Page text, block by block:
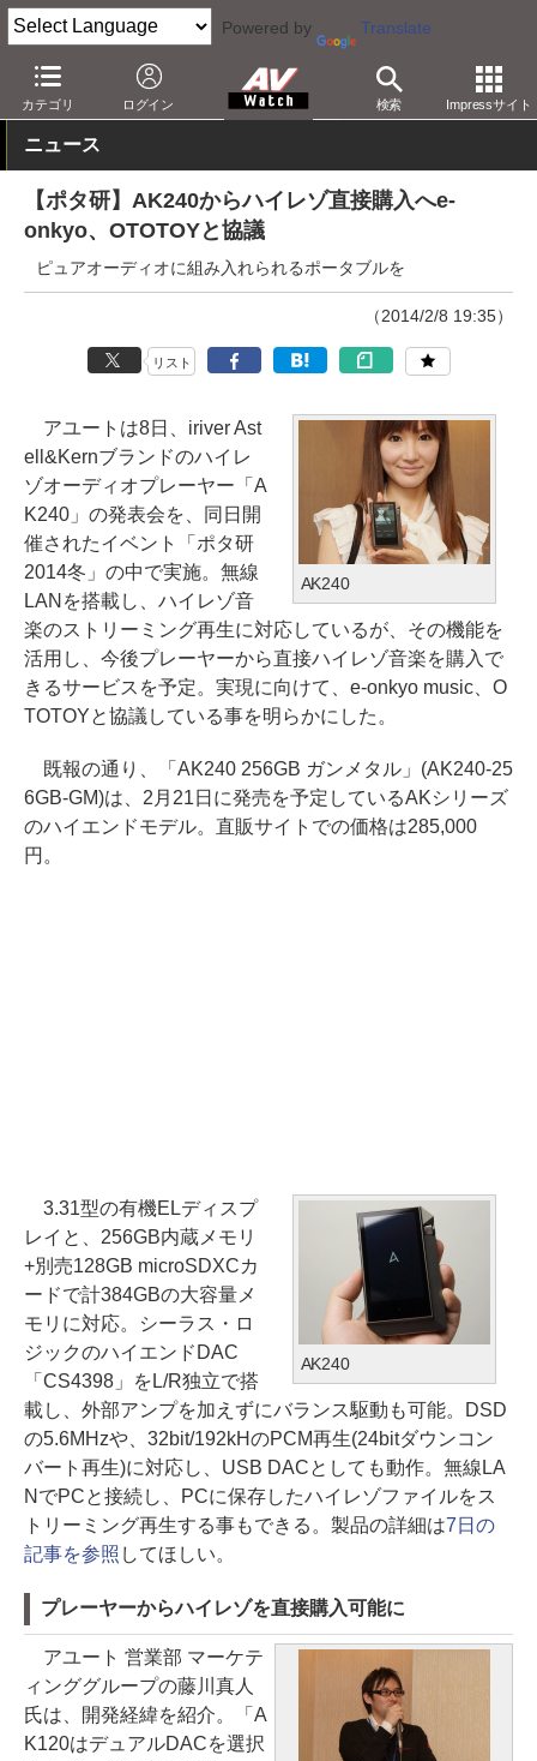
Powered by Translate
カテゴリ ログイン 検索 Impressサイト
AV Watch イベント ポタ研 2014冬
ニュース
【ポタ研】AK240からハイレゾ直接購入へe-
onkyo、OTOTOYと協議
ピュアオーディオに組み入れられるポータブルを
（2014/2/8 19:35）
リスト
AK240
アユートは8日、iriver Ast
ell&Kernブランドのハイレ
ゾオーディオプレーヤー「A
K240」の発表会を、同日開
催されたイベント「ポタ研
2014冬」の中で実施。無線
LANを搭載し、ハイレゾ音
楽のストリーミング再生に対応しているが、その機能を
活用し、今後プレーヤーから直接ハイレゾ音楽を購入で
きるサービスを予定。実現に向けて、e-onkyo music、O
TOTOYと協議している事を明らかにした。
既報の通り、「AK240 256GB ガンメタル」(AK240-25
6GB-GM)は、2月21日に発売を予定しているAKシリーズ
のハイエンドモデル。直販サイトでの価格は285,000
円。
AK240
3.31型の有機ELディスプ
レイと、256GB内蔵メモリ
+別売128GB microSDXCカ
ードで計384GBの大容量メ
モリに対応。シーラス・ロ
ジックのハイエンドDAC
「CS4398」をL/R独立で搭
載し、外部アンプを加えずにバランス駆動も可能。DSD
の5.6MHzや、32bit/192kHのPCM再生(24bitダウンコン
バート再生)に対応し、USB DACとしても動作。無線LA
NでPCと接続し、PCに保存したハイレゾファイルをス
トリーミング再生する事もできる。製品の詳細は7日の
記事を参照 してほしい。
プレーヤーからハイレゾを直接購入可能に
アユート 営業部 マーケテ
ィンググループの藤川真人
氏は、開発経緯を紹介。「A
K120はデュアルDACを選択